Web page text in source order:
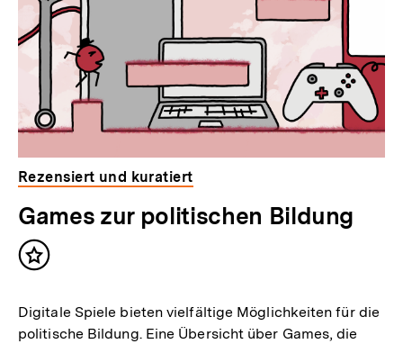
Rezensiert und kuratiert
Games zur politischen Bildung
Inhalt
Digitale Spiele bieten vielfältige Möglichkeiten für die
politische Bildung. Eine Übersicht über Games, die